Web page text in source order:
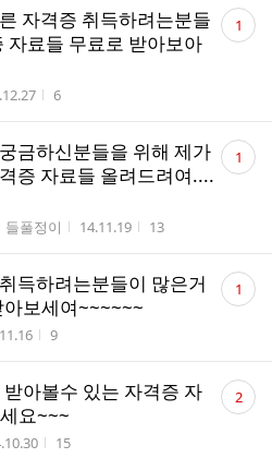
자격증 취득하려는분들
자료들 무료로 받아보아
시간 조회수
6
댓
글 1
금하신분들을 위해 제가
증 자료들 올려드려여....
작성자
들풀정이 작성시간
14.11.19 조회수
13
댓
글 1
득하려는분들이 많은거
보세여~~~~~~
시간 조회수
9
댓
글 1
아볼수 있는 자격증 자
요~~~
시간 조회수
15
댓
글 2